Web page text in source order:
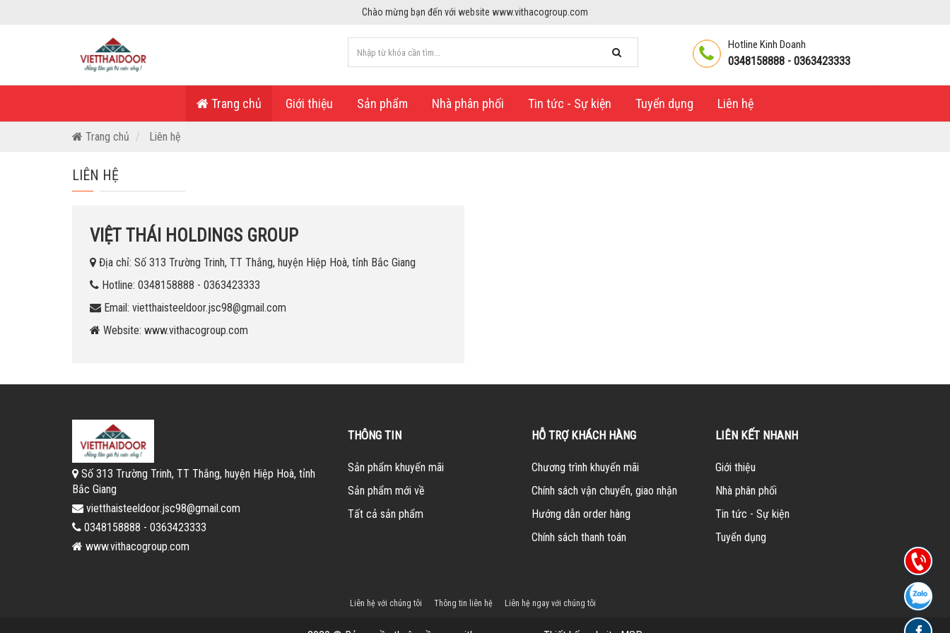
Chào mừng bạn đến với website www.vithacogroup.com
Hotline Kinh Doanh
0348158888 - 0363423333
Trang chủ Giới thiệu Sản phẩm Nhà phân phối Tin tức - Sự kiện Tuyển dụng Liên hệ
Trang chủ Liên hệ
LIÊN HỆ
VIỆT THÁI HOLDINGS GROUP
Địa chỉ: Số 313 Trường Trinh, TT Thắng, huyện Hiệp Hoà, tỉnh Bắc Giang
Hotline: 0348158888 - 0363423333
Email: vietthaisteeldoor.jsc98@gmail.com
Website: www.vithacogroup.com
Số 313 Trường Trinh, TT Thắng, huyện Hiệp Hoà, tỉnh
Bắc Giang
vietthaisteeldoor.jsc98@gmail.com
0348158888 - 0363423333
www.vithacogroup.com
THÔNG TIN
Sản phẩm khuyến mãi
Sản phẩm mới về
Tất cả sản phẩm
HỖ TRỢ KHÁCH HÀNG
Chương trình khuyến mãi
Chính sách vận chuyển, giao nhận
Hướng dẫn order hàng
Chính sách thanh toán
LIÊN KẾT NHANH
Giới thiệu
Nhà phân phối
Tin tức - Sự kiện
Tuyển dụng
Liên hệ với chúng tôi Thông tin liên hệ Liên hệ ngay với chúng tôi